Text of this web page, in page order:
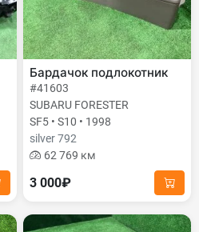
Бардачок подлокотник
#41603
SUBARU FORESTER
SF5 • S10 • 1998
silver 792
62 769 км
3 000₽